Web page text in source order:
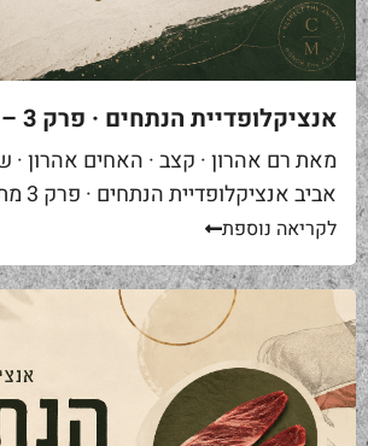
אנציקלופדיית הנתחים · פרק 3 – צ'אק רול
מאת רם אהרון · קצב · האחים אהרון ·
אביב
סיפור. אתם באים לאחת ממסעדות
לקריאה נוספת